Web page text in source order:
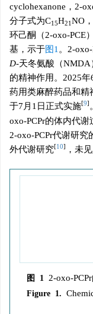
cyclohexanone，2-
分子式为C15H21NO
环己酮（2-oxo-PCE
基，示于图1 。2-
D-天冬氨酸（NMDA
的精神作用。2025
药用类麻醉药品和精
于7月1日正式实施[9]
oxo-PCPr的体内代
2-oxo-PCPr代谢研
外代谢研究[10] ，未
图 1 2-oxo-
Figure 1.